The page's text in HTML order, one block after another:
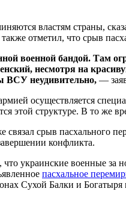
властям страны,
отметил, что срыв
военной бандой. Там
несмотря на
ВСУ неудивительно, —
осуществляется
этой структуре. В то же
связал срыв пасхального
конфликта.
украинские военные за
пасхальное
Сухой Балки и